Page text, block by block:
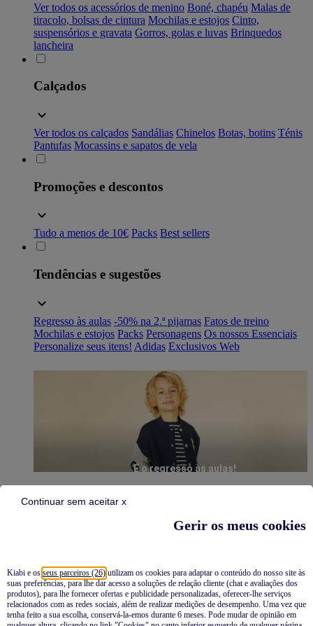
Gerir os meus cookies
Kiabi e os seus parceiros (26) utilizam os cookies para adaptar o conteúdo do nosso site às
suas preferências, para lhe dar acesso a soluções de relação cliente (chat e avaliações dos
produtos), para lhe fornecer ofertas e publicidade personalizadas, oferecer-lhe serviços
relacionados com as redes sociais, além de realizar medições de desempenho. Uma vez que
tenha feito a sua escolha, conservá-la-emos durante 6 meses. Pode mudar de opinião em
Continuar sem aceitar x
Ver todos os acessórios de menino Boné, chapéu Malas de
tiracolo, bolsas de cintura Mochilas e estojos Cinto,
suspensórios e gravata Gorros, golas e luvas Brinquedos
lancheira
Calçados
Ver todos os calçados Sandálias Chinelos Botas, botins Ténis
Pantufas Mocassins e sapatos de vela
Promoções e descontos
Tudo a menos de 10€ Packs Best sellers
Tendências e sugestões
Regresso às aulas -50% na 2.ª pijamas Fatos de treino
Mochilas e estojos Packs Personagens Os nossos Essenciais
Personalize seus itens! Adidas Exclusivos Web
É o regresso às aulas!
Pijamas
Novidades